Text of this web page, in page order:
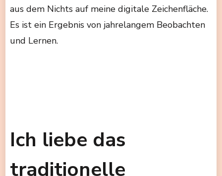
aus dem Nichts auf meine digitale Zeichenfläche.
Es ist ein Ergebnis von jahrelangem Beobachten
und Lernen.
Ich liebe das
traditionelle